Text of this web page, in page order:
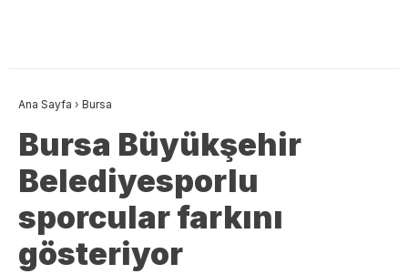
Ana Sayfa › Bursa
Bursa Büyükşehir
Belediyesporlu
sporcular farkını
gösteriyor